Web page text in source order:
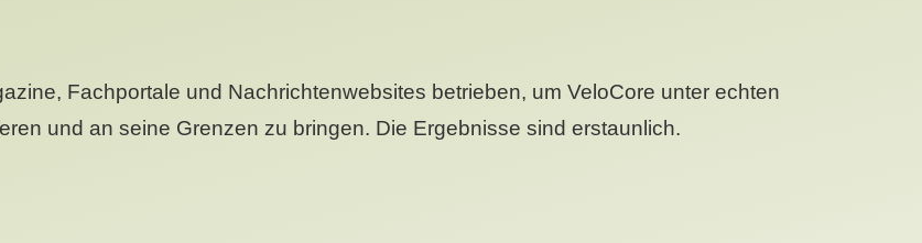
Fachportale und Nachrichtenwebsites betrieben, um VeloCore unter echten
und an seine Grenzen zu bringen. Die Ergebnisse sind erstaunlich.